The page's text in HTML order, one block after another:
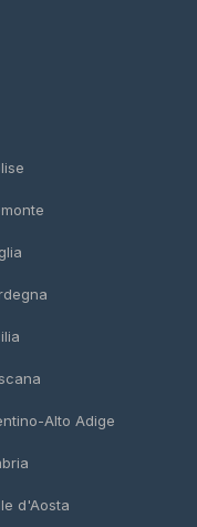
Alto Adige
d'Aosta